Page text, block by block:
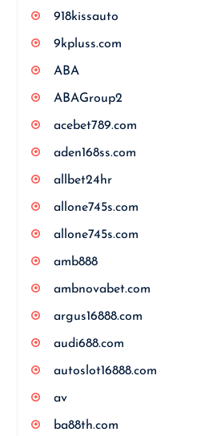
918kissauto
9kpluss.com
ABA
ABAGroup2
acebet789.com
aden168ss.com
allbet24hr
allone745s.com
allone745s.com
amb888
ambnovabet.com
argus16888.com
audi688.com
autoslot16888.com
av
ba88th.com